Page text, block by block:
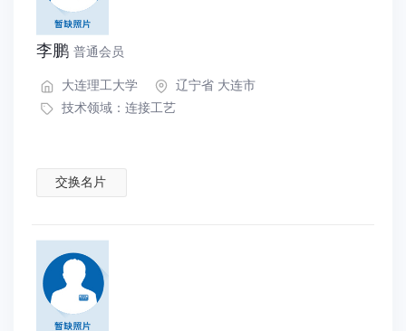
李鹏 普通会员
大连理工大学
辽宁省 大连市
技术领域： 连接工艺
交换名片